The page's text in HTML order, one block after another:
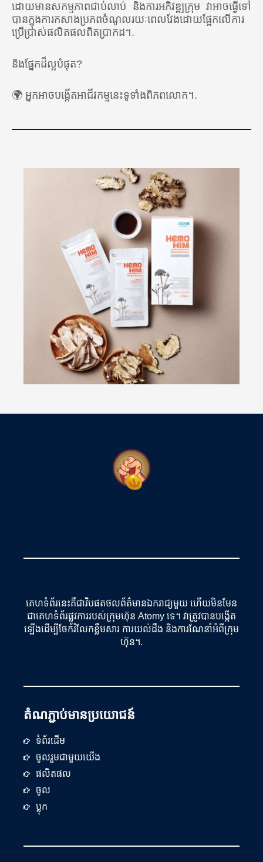
🇭🇰 ហុងកុង
🇮🇳 ឥណ្ឌា
🇮🇩 ឥណ្ឌូនេស៊ី
🇲🇾 ម៉ាឡេស៊ី
🇹🇭 ប្រទេសថៃ
🇺🇿 អ៊ូសបេគីស្ថាន
អូសេអានី
🇦🇺 អូស្ត្រាលី
ដោយមានសកម្មភាពជាប់លាប់ និងការអភិវឌ្ឍក្រុម វាអាចធ្វើទៅ
បានក្នុងការកសាងប្រភពចំណូលរយៈពេលវែងដោយផ្អែកលើការ
ប្រើប្រាស់ផលិតផលពិតប្រាកដ។.
និងផ្នែកដ៏ល្អបំផុត?
🌍 អ្នកអាចបង្កើតអាជីវកម្មនេះទូទាំងពិភពលោក។.
គេហទំព័រនេះគឺជាវិបផតថលព័ត៌មានឯករាជ្យមួយ ហើយមិនមែន
ជាគេហទំព័រផ្លូវការរបស់ក្រុមហ៊ុន Atomy ទេ។ វាត្រូវបានបង្កើត
ឡើងដើម្បីចែករំលែកខ្លឹមសារ ការយល់ដឹង និងការណែនាំអំពីក្រុម
ហ៊ុន។.
តំណភ្ជាប់មានប្រយោជន៍
ទំព័រដើម
ចូលរួមជាមួយយើង
ផលិតផល
ចូល
ប្លុក